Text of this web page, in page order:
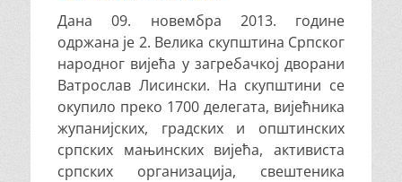
Дана 09. новембра 2013. године
одржана је 2. Велика скупштина Српског
народног вијећа у загребачкој дворани
Ватрослав Лисински. На скупштини се
окупило преко 1700 делегата, вијећника
жупанијских, градских и општинских
српских мањинских вијећа, активиста
српских организација, свештеника